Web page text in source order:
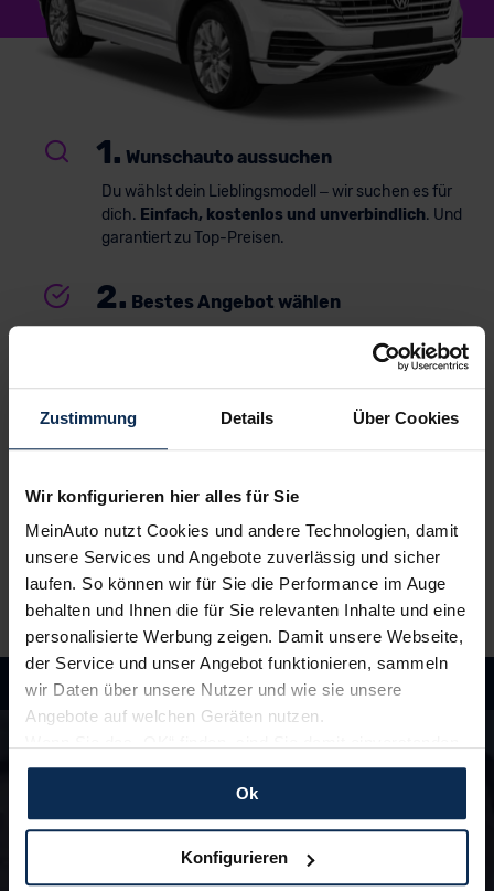
Zustimmung Details Über Cookies
Wir konfigurieren hier alles für Sie
MeinAuto nutzt Cookies und andere Technologien, damit
unsere Services und Angebote zuverlässig und sicher
laufen. So können wir für Sie die Performance im Auge
behalten und Ihnen die für Sie relevanten Inhalte und eine
personalisierte Werbung zeigen. Damit unsere Webseite,
der Service und unser Angebot funktionieren, sammeln
wir Daten über unsere Nutzer und wie sie unsere
Angebote auf welchen Geräten nutzen.
und erlauben uns Cookies für unseren Service zu
verwenden und diese Daten an Dritte weiterzugeben,
etwa an unsere Marketingpartner. Falls Sie dem nicht
zustimmen möchten, beschränken wir uns auf die
Ok
Konfigurieren
1. Wunschauto aussuchen
Du wählst dein Lieblingsmodell – wir suchen es für
dich. Einfach, kostenlos und unverbindlich. Und
garantiert zu Top-Preisen.
2. Bestes Angebot wählen
persönlichem
Wir lieferndeinen Neuwagen – auf Wunsch sogar
vor die Haustür. Und auch während der Laufzeit
genießt du alle Vorteile von MeinAuto.de wie zum
Beispiel
freie Werkstattwahlund persönlichen
Hast du Fragen?
In unseren FAQ findest du Antworten rund um
Lieferzeiten